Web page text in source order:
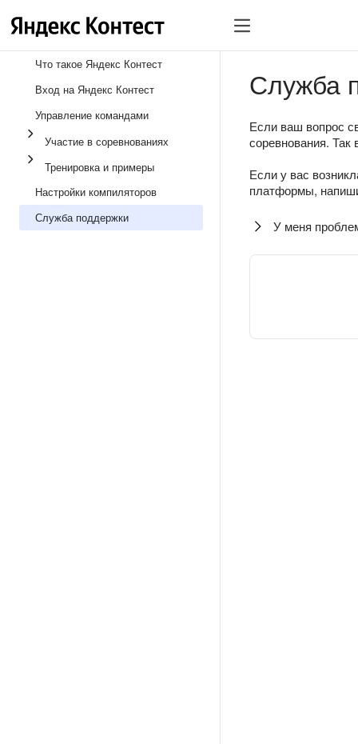
Что такое Яндекс Контест
Вход на Яндекс Контест
Управление командами
Участие в соревнованиях
Тренировка и примеры
Настройки компиляторов
Служба поддержки
Служба
Если ваш вопрос
соревнования. Так
Если у вас
платформы,
У меня